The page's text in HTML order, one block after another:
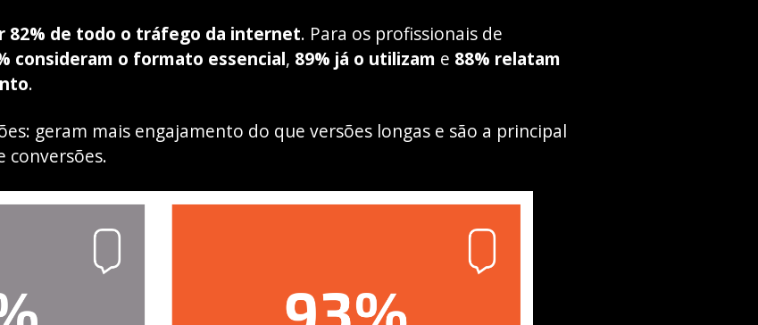
82% de todo o tráfego da internet. Para os profissionais de
consideram o formato essencial, 89% já o utilizam e 88% relatam
.
geram mais engajamento do que versões longas e são a principal
conversões.